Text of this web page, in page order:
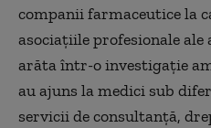
companii farmaceutice la
asociațiile profesionale ale
arăta într-o investigaţie
au ajuns la medici sub
servicii de consultanță,